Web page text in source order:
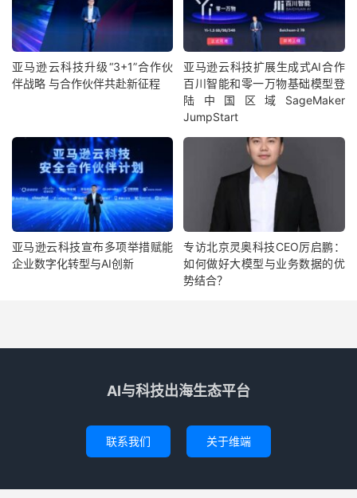
亚马逊云科技升级“3+1”合作伙
伴战略 与合作伙伴共赴新征程
亚马逊云科技扩展生成式AI合作
百川智能和零一万物基础模型登
陆中国区域SageMaker
JumpStart
亚马逊云科技宣布多项举措赋能
企业数字化转型与AI创新
专访北京灵奥科技CEO厉启鹏：
如何做好大模型与业务数据的优
势结合？
AI与科技出海生态平台
联系我们 关于维端